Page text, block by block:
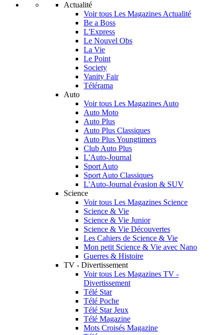
Actualité
Voir tous Les Magazines Actualité
Be a Boss
L'Express
Le Nouvel Obs
La Vie
Le Point
Society
Vanity Fair
Télérama
Auto
Voir tous Les Magazines Auto
Auto Moto
Auto Plus
Auto Plus Classiques
Auto Plus Youngtimers
Club Auto Plus
L'Auto-Journal
Sport Auto
Sport Auto Classiques
L'Auto-Journal évasion & SUV
Science
Voir tous Les Magazines Science
Science & Vie
Science & Vie Junior
Science & Vie Découvertes
Les Cahiers de Science & Vie
Mon petit Science & Vie avec Nano
Guerres & Histoire
TV - Divertissement
Voir tous Les Magazines TV -
Divertissement
Télé Star
Télé Poche
Télé Star Jeux
Télé Magazine
Mots Croisés Magazine